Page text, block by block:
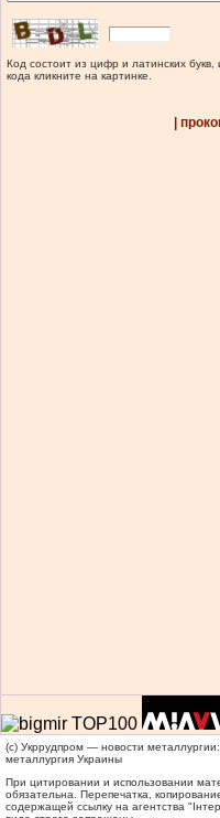
Код состоит из цифр и латинских
кода кликните на картинке.
|
(c) Укррудпром — новости
металлургия Украины
При цитировании и использовании
обязательна. Перепечатка,
содержащей ссылку на агентства